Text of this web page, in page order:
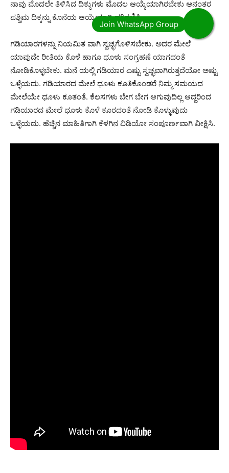
ನಾವು ಮೊದಲೇ ತಿಳಿಸಿದ ದಿಕ್ಕುಗಳು ಮೊದಲ ಆಯ್ಕೆಯಾಗಿರಬೇಕು ಆನಂತರ
ಪಶ್ಚಿಮ ದಿಕ್ಕನ್ನು ಕೊನೆಯ ಆಯ್ಕೆಯಾಗಿ ಪರಿಗಣಿಸಿ.
ಗಡಿಯಾರಗಳನ್ನು ನಿಯಮಿತ ವಾಗಿ ಸ್ವಚ್ಛಗೊಳಿಸಬೇಕು. ಅದರ ಮೇಲೆ
ಯಾವುದೇ ರೀತಿಯ ಕೊಳೆ ಹಾಗೂ ಧೂಳು ಸಂಗ್ರಹಣೆ ಯಾಗದಂತೆ
ನೋಡಿಕೊಳ್ಳಬೇಕು. ಮನೆ ಯಲ್ಲಿ ಗಡಿಯಾರ ಎಷ್ಟು ಸ್ವಚ್ಛವಾಗಿರುತ್ತದೆಯೋ ಅಷ್ಟು
ಒಳ್ಳೆಯದು. ಗಡಿಯಾರದ ಮೇಲೆ ಧೂಳು ಕೂತಿಕೊಂಡರೆ ನಿಮ್ಮ ಸಮಯದ
ಮೇಲೆಯೇ ಧೂಳು ಕೂತಂತೆ. ಕೆಲಸಗಳು ಬೇಗ ಬೇಗ ಆಗುವುದಿಲ್ಲ ಆದ್ದರಿಂದ
ಗಡಿಯಾರದ ಮೇಲೆ ಧೂಳು ಕೊಳೆ ಕೂರದಂತೆ ನೋಡಿ ಕೊಳ್ಳುವುದು
ಒಳ್ಳೆಯದು. ಹೆಚ್ಚಿನ ಮಾಹಿತಿಗಾಗಿ ಕೆಳಗಿನ ವಿಡಿಯೋ ಸಂಪೂರ್ಣವಾಗಿ ವೀಕ್ಷಿಸಿ.